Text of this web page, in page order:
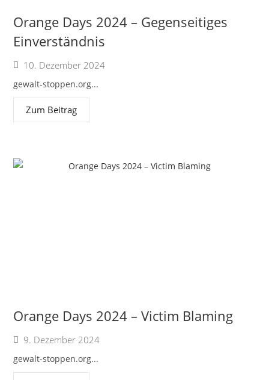
Orange Days 2024 – Gegenseitiges
Einverständnis
10. Dezember 2024
gewalt-stoppen.org...
Zum Beitrag
Orange Days 2024 – Victim Blaming
9. Dezember 2024
gewalt-stoppen.org...